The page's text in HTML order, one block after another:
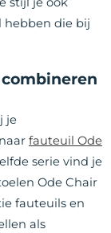
hebben die bij
je
fauteuil Ode
serie vind je
Ode Chair
fauteuils en
als